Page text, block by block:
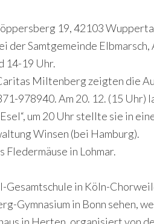
19, 42103
Samtgemeinde
14-19 Uhr.
Miltenberg zeigten die
978940. Am 20. 12. (15 Uhr)
um 20 Uhr stellte sie in
Winsen (bei Hamburg).
Fledermäuse in Lohmar.
Gesamtschule in Köln-
Gymnasium in Bonn sehen,